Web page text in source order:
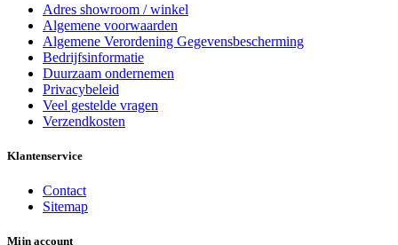
Adres showroom / winkel
Algemene voorwaarden
Algemene Verordening Gegevensbescherming
Bedrijfsinformatie
Duurzaam ondernemen
Privacybeleid
Veel gestelde vragen
Verzendkosten
Klantenservice
Contact
Sitemap
Mijn account